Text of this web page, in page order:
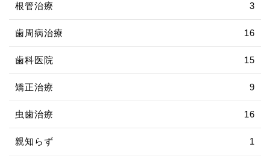
根管治療 3
歯周病治療 16
歯科医院 15
矯正治療 9
虫歯治療 16
親知らず 1